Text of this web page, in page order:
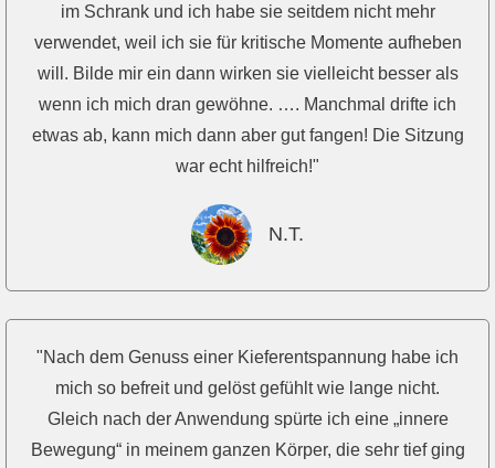
im Schrank und ich habe sie seitdem nicht mehr
verwendet, weil ich sie für kritische Momente aufheben
will. Bilde mir ein dann wirken sie vielleicht besser als
wenn ich mich dran gewöhne. …. Manchmal drifte ich
etwas ab, kann mich dann aber gut fangen! Die Sitzung
war echt hilfreich!"
N.T.
"Nach dem Genuss einer Kieferentspannung habe ich
mich so befreit und gelöst gefühlt wie lange nicht.
Gleich nach der Anwendung spürte ich eine „innere
Bewegung“ in meinem ganzen Körper, die sehr tief ging